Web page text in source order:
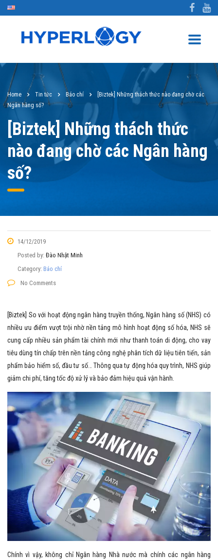
Home Tin tức Báo chí
[Biztek] Những thách thức nào đang chờ các
Ngân hàng số?
[Biztek] Những thách thức
nào đang chờ các Ngân hàng
số?
14/12/2019
Posted by: Đào Nhật Minh
Category: Báo chí
No Comments
[Biztek] So với hoạt động ngân hàng truyền thống, Ngân hàng số (NHS) có
nhiều ưu điểm vượt trội nhờ nền tảng mô hình hoạt động số hóa, NHS sẽ
cung cấp nhiều sản phẩm tài chính mới như thanh toán di động, cho vay
tiêu dùng tín chấp trên nền tảng công nghệ phân tích dữ liệu tiên tiến, sản
phẩm bảo hiểm số, đầu tư số… Thông qua tự động hóa quy trình, NHS giúp
giảm chi phí, tăng tốc độ xử lý và bảo đảm hiệu quả vận hành.
Chính vì vậy, không chỉ Ngân hàng Nhà nước mà chính các ngân hàng